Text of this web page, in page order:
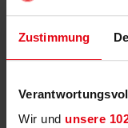
Zustimmung
Wir und unsere